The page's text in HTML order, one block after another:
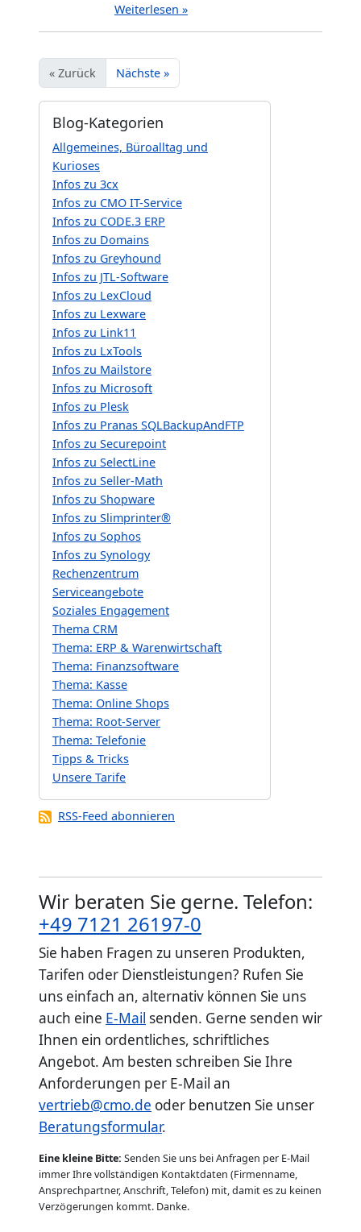
Weiterlesen »
« Zurück Nächste »
Blog-Kategorien
Allgemeines, Büroalltag und
Kurioses
Infos zu 3cx
Infos zu CMO IT-Service
Infos zu CODE.3 ERP
Infos zu Domains
Infos zu Greyhound
Infos zu JTL-Software
Infos zu LexCloud
Infos zu Lexware
Infos zu Link11
Infos zu LxTools
Infos zu Mailstore
Infos zu Microsoft
Infos zu Plesk
Infos zu Pranas SQLBackupAndFTP
Infos zu Securepoint
Infos zu SelectLine
Infos zu Seller-Math
Infos zu Shopware
Infos zu Slimprinter®
Infos zu Sophos
Infos zu Synology
Rechenzentrum
Serviceangebote
Soziales Engagement
Thema CRM
Thema: ERP & Warenwirtschaft
Thema: Finanzsoftware
Thema: Kasse
Thema: Online Shops
Thema: Root-Server
Thema: Telefonie
Tipps & Tricks
Unsere Tarife
RSS-Feed abonnieren
Wir beraten Sie gerne. Telefon:
+49 7121 26197-0
Sie haben Fragen zu unseren Produkten,
Tarifen oder Dienstleistungen? Rufen Sie
uns einfach an, alternativ können Sie uns
auch eine E-Mail senden. Gerne senden wir
Ihnen ein ordentliches, schriftliches
Angebot. Am besten schreiben Sie Ihre
Anforderungen per E-Mail an
vertrieb@cmo.de oder benutzen Sie unser
Beratungsformular.
Eine kleine Bitte: Senden Sie uns bei Anfragen per E-Mail
immer Ihre vollständigen Kontaktdaten (Firmenname,
Ansprechpartner, Anschrift, Telefon) mit, damit es zu keinen
Verzögerungen kommt. Danke.